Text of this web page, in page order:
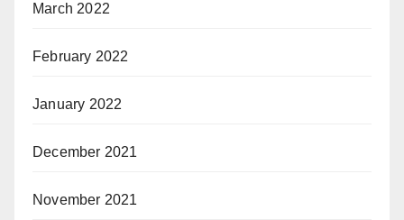
March 2022
February 2022
January 2022
December 2021
November 2021